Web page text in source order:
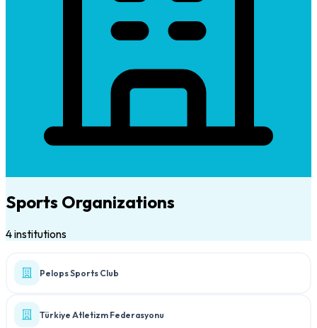
Sports Organizations
4 institutions
Pelops Sports Club
Türkiye Atletizm Federasyonu